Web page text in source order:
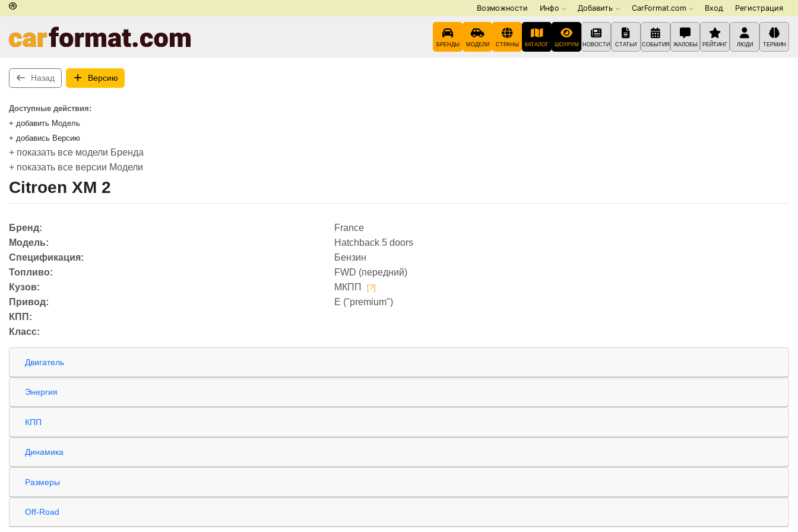
Возможности Инфо Добавить CarFormat.com Вход Регистрация
БРЕНДЫ МОДЕЛИ СТРАНЫ КАТАЛОГ ШОУРУМ НОВОСТИ СТАТЬИ СОБЫТИЯ ЖАЛОБЫ РЕЙТИНГ ЛЮДИ ТЕРМИН
Назад Версию
Доступные действия:
+ добавить Модель
+ добавись Версию
+ показать все модели Бренда
+ показать все версии Модели
Citroen XM 2
Бренд:
Модель:
Спецификация:
Топливо:
Кузов:
Привод:
КПП:
Класс:
France
Hatchback 5 doors
Бензин
FWD (передний)
МКПП
[?]
E ("premium")
Двигатель
Энергия
КПП
Динамика
Размеры
Off-Road